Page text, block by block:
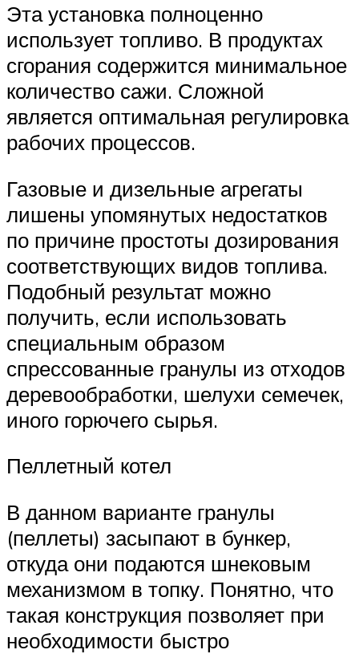
Эта установка полноценно
использует топливо. В продуктах
сгорания содержится минимальное
количество сажи. Сложной
является оптимальная регулировка
рабочих процессов.
Газовые и дизельные агрегаты
лишены упомянутых недостатков
по причине простоты дозирования
соответствующих видов топлива.
Подобный результат можно
получить, если использовать
специальным образом
спрессованные гранулы из отходов
деревообработки, шелухи семечек,
иного горючего сырья.
Пеллетный котел
В данном варианте гранулы
(пеллеты) засыпают в бункер,
откуда они подаются шнековым
механизмом в топку. Понятно, что
такая конструкция позволяет при
необходимости быстро